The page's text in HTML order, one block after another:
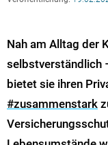
Nah am Alltag der
selbstverständlich
bietet sie ihren
#zusammenstark